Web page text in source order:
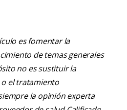
es fomentar la
de temas generales
no es sustituir la
el tratamiento
la opinión experta